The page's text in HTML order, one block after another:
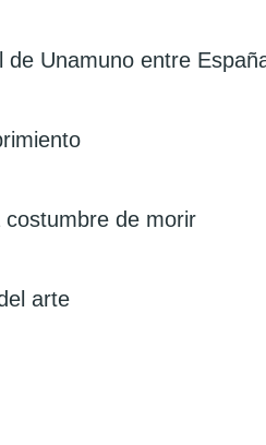
Unamuno entre
de morir
arte